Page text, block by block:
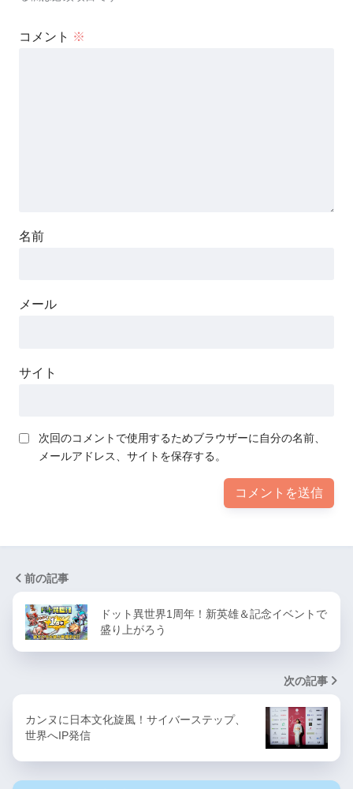
コメント ※
名前
メール
サイト
次回のコメントで使用するためブラウザーに自分の名前、
メールアドレス、サイトを保存する。
前の記事
ドット異世界1周年！新英雄＆記念イベントで
盛り上がろう
次の記事
カンヌに日本文化旋風！サイバーステップ、
世界へIP発信